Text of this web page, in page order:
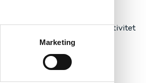
Marketing
af høj faglighed og kreativitet
og udfordres.